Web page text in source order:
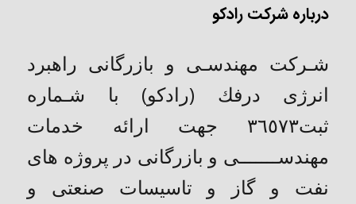
درباره شرکت رادکو
شـركت مهندسـی و بازرگانی راهبرد
انرژی درفك (رادکو) با شـماره
ثبت٣٦٥٧٣ جهت ارائه خدمات
مهندســـــــی و بازرگانی در پروژه های
نفت و گاز و تاسیسات صنعتی و